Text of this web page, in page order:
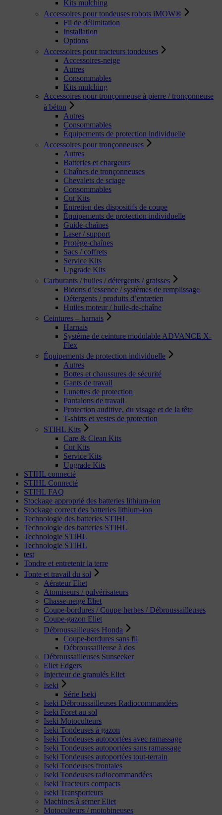
Kits mulching
Accessoires pour tondeuses robots iMOW®
Fil de délimitation
Installation
Options
Accessoires pour tracteurs tondeuses
Accessoires-neige
Autres
Consommables
Kits mulching
Accessoires pour tronçonneuse à pierre / tronçonneuse
à béton
Autres
Consommables
Équipements de protection individuelle
Accessoires pour tronçonneuses
Autres
Batteries et chargeurs
Chaînes de tronçonneuses
Chevalets de sciage
Consommables
Cut Kits
Entretien des dispositifs de coupe
Équipements de protection individuelle
Guide-chaînes
Laser / support
Protège-chaînes
Sacs / coffrets
Service Kits
Upgrade Kits
Carburants / huiles / détergents / graisses
Bidons d’essence / systèmes de remplissage
Détergents / produits d’entretien
Huiles moteur / huile-de-chaîne
Ceintures – harnais
Harnais
Système de ceinture modulable ADVANCE X-
Flex
Équipements de protection individuelle
Autres
Bottes et chaussures de sécurité
Gants de travail
Lunettes de protection
Pantalons de travail
Protection auditive, du visage et de la tête
T-shirts et vestes de protection
STIHL Kits
Care & Clean Kits
Cut Kits
Service Kits
Upgrade Kits
STIHL connecté
STIHL Connecté
STIHL FAQ
Stockage approprié des batteries lithium-ion
Stockage correct des batteries lithium-ion
Technologie des batteries STIHL
Technologie des batteries STIHL
Technologie STIHL
Technologie STIHL
test
Tondre et entretenir la terre
Tonte et travail du sol
Aérateur Eliet
Atomiseurs / pulvérisateurs
Chasse-neige Eliet
Coupe-bordures / Coupe-herbes / Débroussailleuses
Coupe-gazon Eliet
Débroussailleuses Honda
Coupe-bordures sans fil
Débroussailleuse à dos
Débroussailleuses Sunseeker
Eliet Edgers
Injecteur de granulés Eliet
Iseki
Série Iseki
Iseki Débroussailleuses Radiocommandées
Iseki Foret au sol
Iseki Motoculteurs
Iseki Tondeuses à gazon
Iseki Tondeuses autoportées avec ramassage
Iseki Tondeuses autoportées sans ramassage
Iseki Tondeuses autoportées tout-terrain
Iseki Tondeuses frontales
Iseki Tondeuses radiocommandées
Iseki Tracteurs compacts
Iseki Transporteurs
Machines à semer Eliet
Motoculteurs / motobineuses